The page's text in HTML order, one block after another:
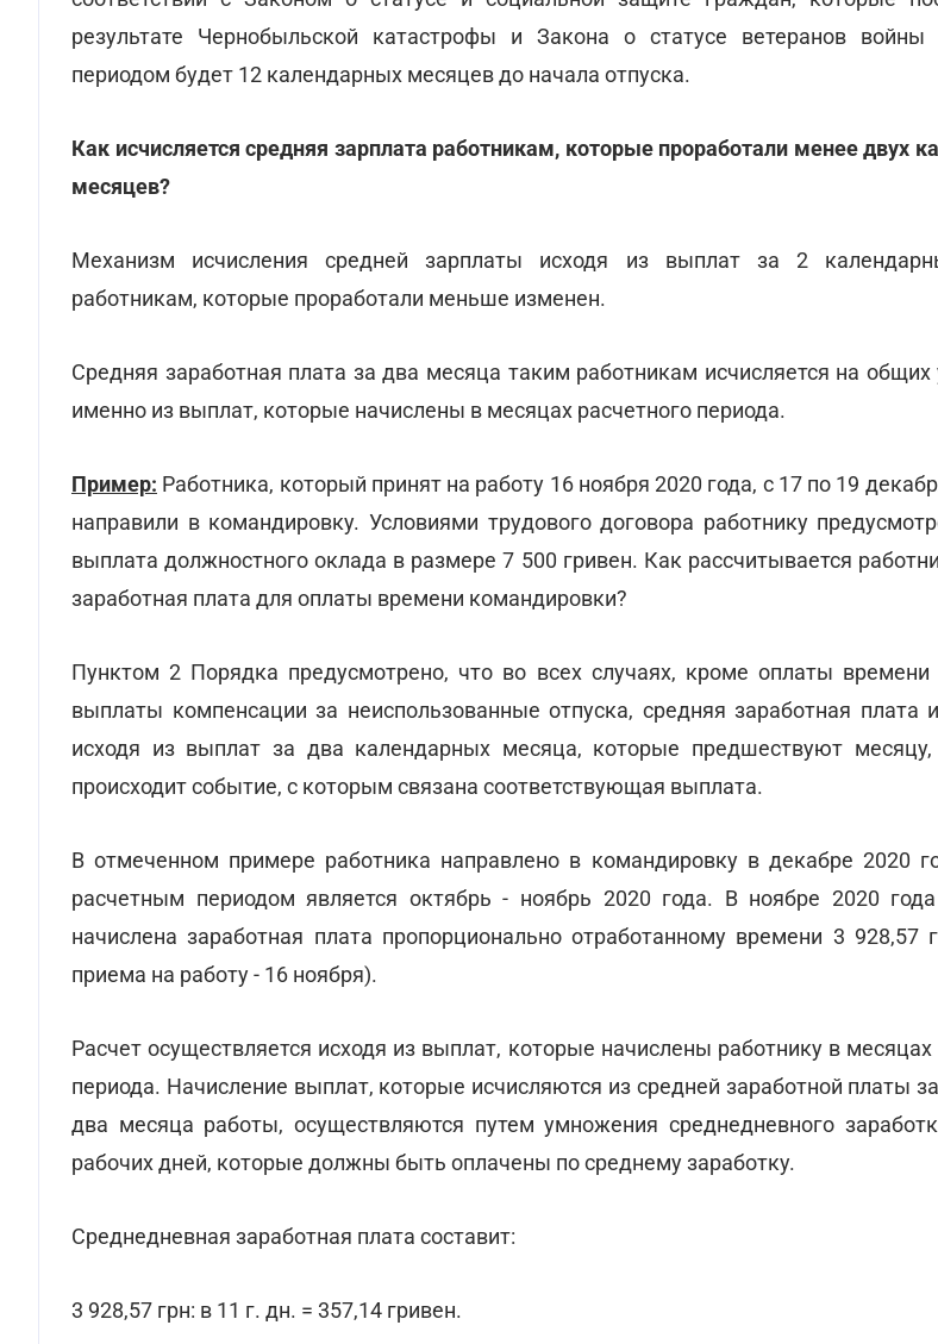
результате Чернобыльской катастрофы и Закона о статусе ветеранов войны
периодом будет 12 календарных месяцев до начала отпуска.
Как исчисляется средняя зарплата работникам, которые проработали менее двух
месяцев?
Механизм исчисления средней зарплаты исходя из выплат за 2
работникам, которые проработали меньше изменен.
Средняя заработная плата за два месяца таким работникам исчисляется на общих
именно из выплат, которые начислены в месяцах расчетного периода.
Пример: Работника, который принят на работу 16 ноября 2020 года, с 17 по 19
направили в командировку. Условиями трудового договора работнику
выплата должностного оклада в размере 7 500 гривен. Как рассчитывается
заработная плата для оплаты времени командировки?
Пунктом 2 Порядка предусмотрено, что во всех случаях, кроме оплаты времени
выплаты компенсации за неиспользованные отпуска, средняя заработная плата
исходя из выплат за два календарных месяца, которые предшествуют
происходит событие, с которым связана соответствующая выплата.
В отмеченном примере работника направлено в командировку в декабре 2020
расчетным периодом является октябрь - ноябрь 2020 года. В ноябре 2020
начислена заработная плата пропорционально отработанному времени 3 928,57
приема на работу - 16 ноября).
Расчет осуществляется исходя из выплат, которые начислены работнику в месяцах
периода. Начисление выплат, которые исчисляются из средней заработной платы
два месяца работы, осуществляются путем умножения среднедневного
рабочих дней, которые должны быть оплачены по среднему заработку.
Среднедневная заработная плата составит:
3 928,57 грн: в 11 г. дн. = 357,14 гривен.